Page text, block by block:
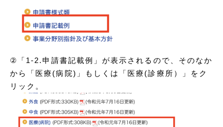
②「1-2.申請書記載例」が表示されるので、そのなか
から「医療(病院)」もしくは「医療(診療所）」をク
リック。